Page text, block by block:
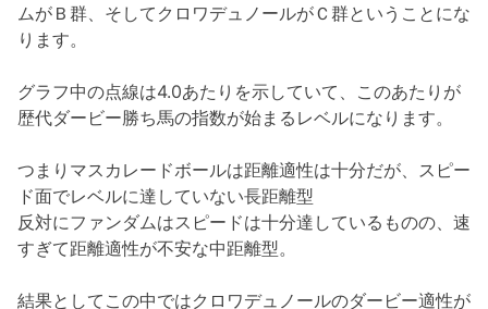
ムがＢ群、そしてクロワデュノールがＣ群ということにな
ります。
グラフ中の点線は4.0あたりを示していて、このあたりが
歴代ダービー勝ち馬の指数が始まるレベルになります。
つまりマスカレードボールは距離適性は十分だが、スピー
ド面でレベルに達していない長距離型
反対にファンダムはスピードは十分達しているものの、速
すぎて距離適性が不安な中距離型。
結果としてこの中ではクロワデュノールのダービー適性が